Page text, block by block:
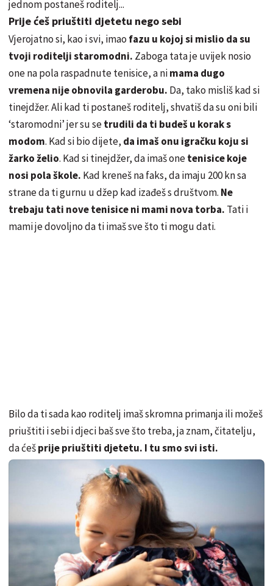
jednom postaneš roditelj...
Prije ćeš priuštiti djetetu nego sebi
Vjerojatno si, kao i svi, imao fazu u kojoj si mislio da su
tvoji roditelji staromodni. Zaboga tata je uvijek nosio
one na pola raspadnute tenisice, a nimama dugo
vremena nije obnovila garderobu. Da, tako misliš kad si
tinejdžer. Ali kad ti postaneš roditelj, shvatiš da su oni bili
‘staromodni’ jer su setrudili da ti budeš u korak s
modom. Kad si bio dijete, da imaš onu igračku koju si
žarko želio. Kad si tinejdžer, da imaš onetenisice koje
nosi pola škole. Kad kreneš na faks, da imaju 200 kn sa
strane da ti gurnu u džep kad izađeš s društvom. Ne
trebaju tati nove tenisice ni mami nova torba. Tati i
mami je dovoljno da ti imaš sve što ti mogu dati.
Bilo da ti sada kao roditelj imaš skromna primanja ili možeš
priuštiti i sebi i djeci baš sve što treba, ja znam, čitatelju,
da ćešprije priuštiti djetetu. I tu smo svi isti.